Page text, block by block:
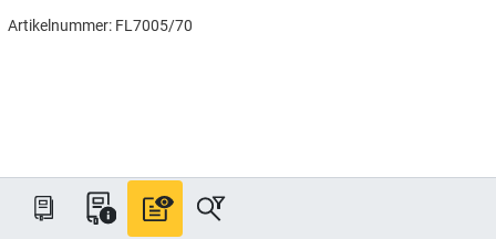
Artikelnummer: FL7005/70